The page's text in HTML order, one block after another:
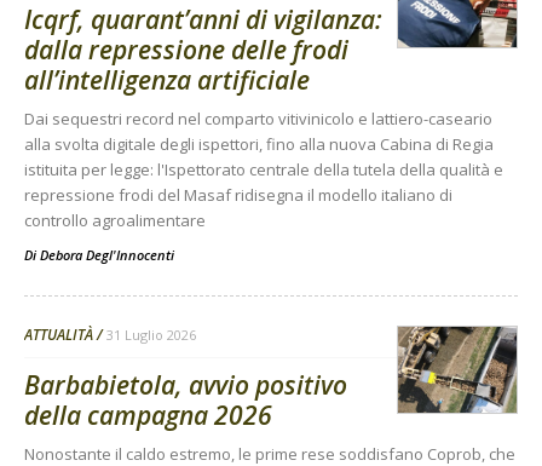
Icqrf, quarant’anni di vigilanza:
dalla repressione delle frodi
all’intelligenza artificiale
Dai sequestri record nel comparto vitivinicolo e lattiero-caseario
alla svolta digitale degli ispettori, fino alla nuova Cabina di Regia
istituita per legge: l'Ispettorato centrale della tutela della qualità e
repressione frodi del Masaf ridisegna il modello italiano di
controllo agroalimentare
Di Debora Degl'Innocenti
ATTUALITÀ 31 Luglio 2026
Barbabietola, avvio positivo
della campagna 2026
Nonostante il caldo estremo, le prime rese soddisfano Coprob, che